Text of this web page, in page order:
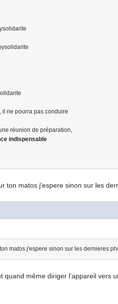
ne pourra pas conduire
réunion de préparation,
indispensable
ton matos j'espere sinon sur les
matos j'espere sinon sur les dernieres
quand même diriger l'appareil vers